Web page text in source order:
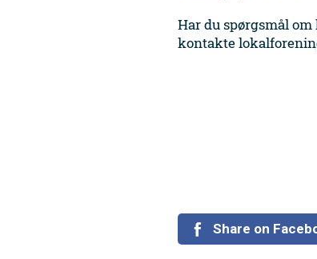
Har du spørgsmål
kontakte
Share on